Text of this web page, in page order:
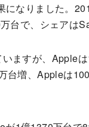
なりました。
で、シェアは
ますが、Apple
台増、Appleは